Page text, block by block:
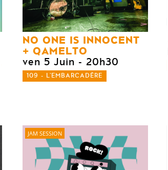
NO ONE IS INNOCENT
QAMELTO
ven 5 Juin - 20h30
109 - L'EMBARCADÈRE
JAM SESSION